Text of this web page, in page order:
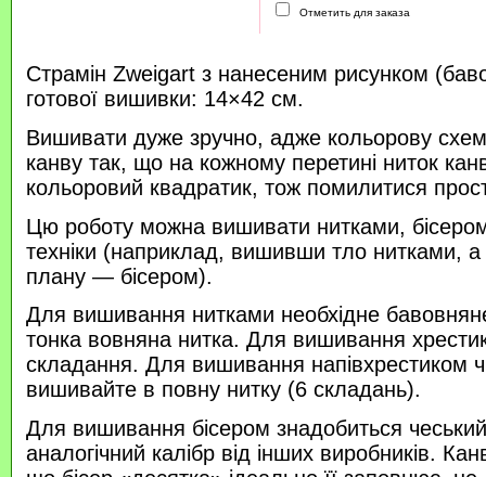
Отметить для заказа
Страмін Zweigart з нанесеним рисунком
готової вишивки: 14×42 см.
Вишивати дуже зручно, адже кольорову
канву так, що на кожному перетині ниток
кольоровий квадратик, тож помилитися
Цю роботу можна вишивати нитками, бісером
техніки (наприклад, вишивши тло нитками, а
плану — бісером).
Для вишивання нитками необхідне
тонка вовняна нитка. Для вишивання
складання. Для вишивання напівхрестиком
вишивайте в повну нитку (6 складань).
Для вишивання бісером знадобиться
аналогічний калібр від інших виробників.